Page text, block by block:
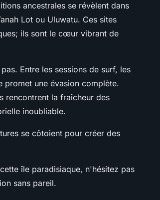
ancestrales se révèlent dans
Lot ou Uluwatu. Ces sites
ils sont le cœur vibrant de
Entre les sessions de surf, les
promet une évasion complète.
rencontrent la fraîcheur des
inoubliable.
se côtoient pour créer des
île paradisiaque, n'hésitez pas
sans pareil.